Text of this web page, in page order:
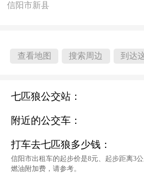
信阳市新县
查看地图 搜索周边 到达
七匹狼公交站：
附近的公交车：
打车去七匹狼多少钱：
信阳市出租车的起步价是8元、起步距离3
燃油附加费，请参考。